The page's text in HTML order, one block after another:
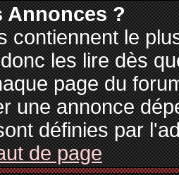
Annonces ?
contiennent le
les lire dès
page du
une annonce
définies par
de page